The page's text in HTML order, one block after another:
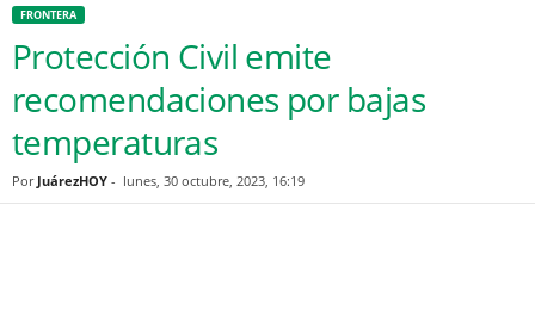
FRONTERA
Protección Civil emite
recomendaciones por bajas
temperaturas
Por JuárezHOY - lunes, 30 octubre, 2023, 16:19